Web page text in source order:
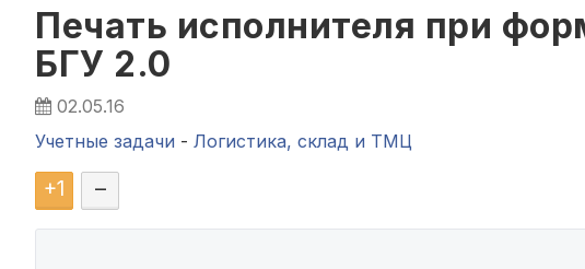
Печать исполнителя при
БГУ 2.0
02.05.16
Учетные задачи - Логистика, склад и ТМЦ
+1 –